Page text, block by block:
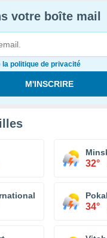
votre boîte mail
politique de privacité
32°
1 Loshitsa
34°